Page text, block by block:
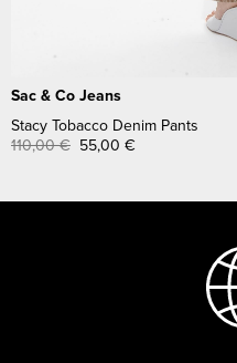
Sac & Co Jeans
Stacy Tobacco Denim Pants
110,00€ 55,00 €